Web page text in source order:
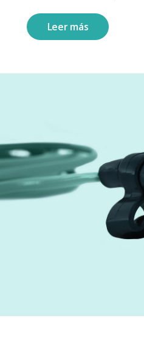
Leer más